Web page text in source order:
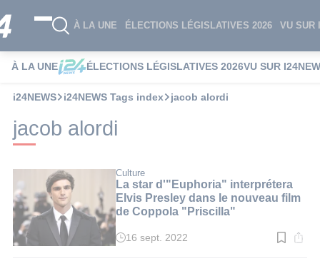
À LA UNE ÉLECTIONS LÉGISLATIVES 2026 VU SUR
À LA UNE ÉLECTIONS LÉGISLATIVES 2026VU SUR
i24NEWS i24NEWS Tags index jacob alordi
jacob alordi
Culture
La star d'"Euphoria" interprétera
Elvis Presley dans le nouveau film
de Coppola "Priscilla"
Temps
16 sept. 2022